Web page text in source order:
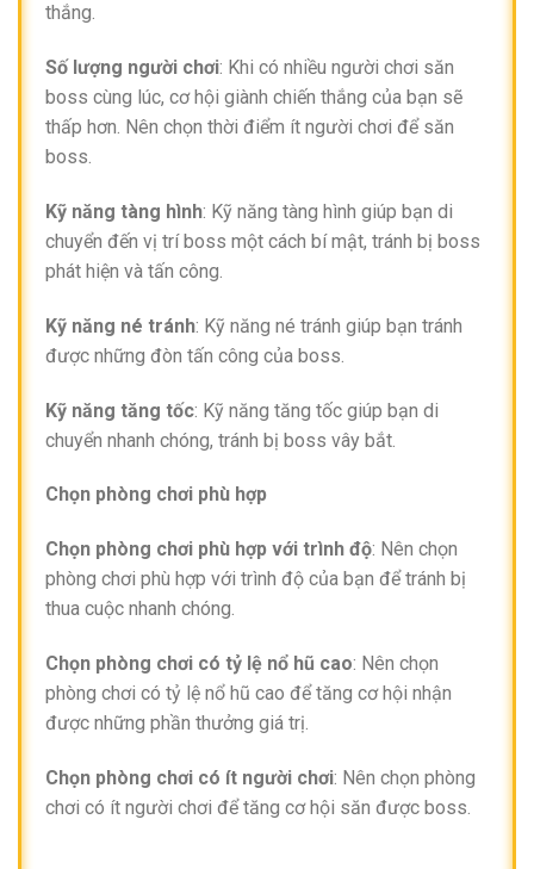
thắng.
Số lượng người chơi: Khi có nhiều người chơi săn
boss cùng lúc, cơ hội giành chiến thắng của bạn sẽ
thấp hơn. Nên chọn thời điểm ít người chơi để săn
boss.
Kỹ năng tàng hình: Kỹ năng tàng hình giúp bạn di
chuyển đến vị trí boss một cách bí mật, tránh bị boss
phát hiện và tấn công.
Kỹ năng né tránh: Kỹ năng né tránh giúp bạn tránh
được những đòn tấn công của boss.
Kỹ năng tăng tốc: Kỹ năng tăng tốc giúp bạn di
chuyển nhanh chóng, tránh bị boss vây bắt.
Chọn phòng chơi phù hợp
Chọn phòng chơi phù hợp với trình độ: Nên chọn
phòng chơi phù hợp với trình độ của bạn để tránh bị
thua cuộc nhanh chóng.
Chọn phòng chơi có tỷ lệ nổ hũ cao: Nên chọn
phòng chơi có tỷ lệ nổ hũ cao để tăng cơ hội nhận
được những phần thưởng giá trị.
Chọn phòng chơi có ít người chơi: Nên chọn phòng
chơi có ít người chơi để tăng cơ hội săn được boss.